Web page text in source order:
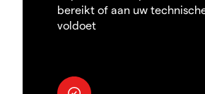
bereikt of aan uw
voldoet